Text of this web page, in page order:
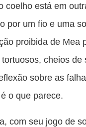
coelho está em
por um fio e uma
proibida de Mea
cheios
sobre as
o que parece.
com seu jogo de